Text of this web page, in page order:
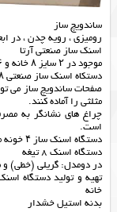
ساندویچ ساز
رومیزی ، رویه چدن ، در
اسنک ساز صنعتی آرتا
موجود در ۲ سایز ۸ خانه و ۱۶ خانه
دستکاه اسنک ساز صنعتی ۸تایی استیل
صفحات ساندویچ ساز می
مثلثی را آماده کنند.
چراغ های نشانگر به
است.
دستگاه اسنک ساز ۴ خونه مدل آرتا
دستگاه اسنک ٨ تیغه
در دومدل: گریلی (خطی) و مثلثی ۴ تایی و ۸ تایی و میکس (هم گریل
خانه
بدنه استیل خشدار